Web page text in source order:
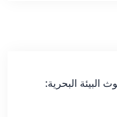
البيئة البحرية: